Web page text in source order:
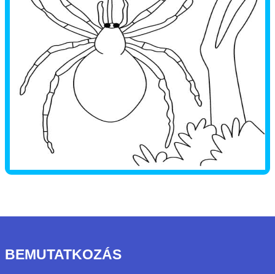
BEMUTATKOZÁS